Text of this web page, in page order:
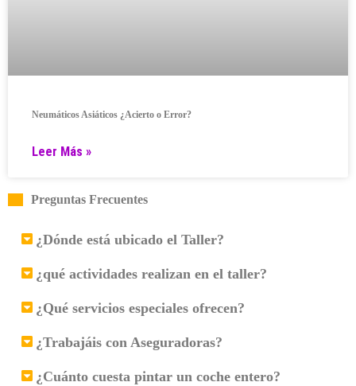
Neumáticos Asiáticos ¿Acierto o Error?
Leer Más »
Preguntas Frecuentes
¿Dónde está ubicado el Taller?
¿qué actividades realizan en el taller?
¿Qué servicios especiales ofrecen?
¿Trabajáis con Aseguradoras?
¿Cuánto cuesta pintar un coche entero?